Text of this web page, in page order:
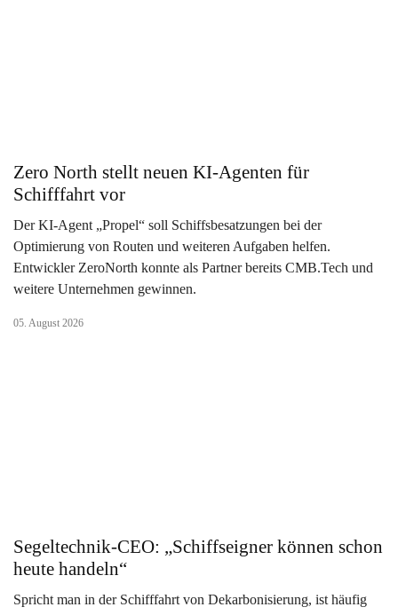
Zero North stellt neuen KI-Agenten für
Schifffahrt vor
Der KI-Agent „Propel“ soll Schiffsbesatzungen bei der
Optimierung von Routen und weiteren Aufgaben helfen.
Entwickler ZeroNorth konnte als Partner bereits CMB.Tech und
weitere Unternehmen gewinnen.
05. August 2026
Segeltechnik-CEO: „Schiffseigner können schon
heute handeln“
Spricht man in der Schifffahrt von Dekarbonisierung, ist häufig